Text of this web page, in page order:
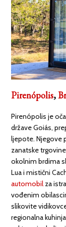
Pirenópolis,
Pirenópolis je
države Goiás,
ljepote. Njegove
zanatske
okolnim brdima
Lua i mistični
automobil za
vođenim
slikovite
regionalna